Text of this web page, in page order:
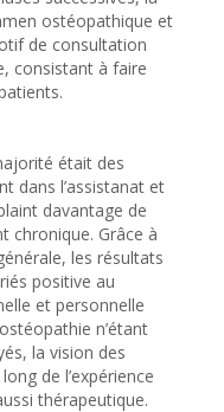
ostéopathique et
de consultation
consistant à faire
était des
dans l’assistanat et
davantage de
chronique. Grâce à
les résultats
positive au
et personnelle
n’étant
la vision des
de l’expérience
thérapeutique.